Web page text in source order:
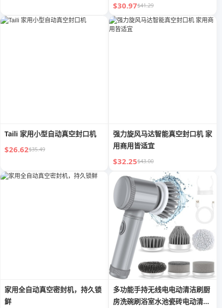
$30.97$41.29
Taili 家用小型自动真空封口机
$26.62$35.49
强力旋风马达智能真空封口机 家
用商用皆适宜
$32.25$43.00
家用全自动真空密封机，持久锁
鲜
多功能手持无线电电动清洁刷厨
房洗碗刷浴室水池瓷砖电动清洁